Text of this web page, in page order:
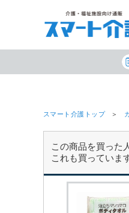
スマート介護トップ
この商品を買った
これも買っていま